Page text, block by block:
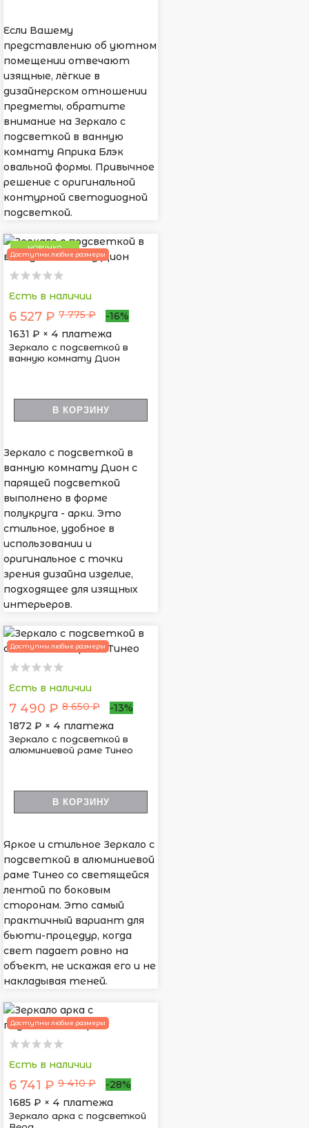
Если Вашему
представлению об уютном
помещении отвечают
изящные, лёгкие в
дизайнерском отношении
предметы, обратите
внимание на Зеркало с
подсветкой в ванную
комнату Априка Блэк
овальной формы. Привычное
решение с оригинальной
контурной светодиодной
подсветкой.
НОВИНКА
Доступны любые размеры
Есть в наличии
6 527 ₽ 7 775 ₽
-16%
1631 ₽ × 4 платежа
Зеркало с подсветкой в
ванную комнату Дион
В КОРЗИНУ
Зеркало с подсветкой в
ванную комнату Дион с
парящей подсветкой
выполнено в форме
полукруга - арки. Это
стильное, удобное в
использовании и
оригинальное с точки
зрения дизайна изделие,
подходящее для изящных
интерьеров.
Доступны любые размеры
Есть в наличии
7 490 ₽ 8 650 ₽
-13%
1872 ₽ × 4 платежа
Зеркало с подсветкой в
алюминиевой раме Тинео
В КОРЗИНУ
Яркое и стильное Зеркало с
подсветкой в алюминиевой
раме Тинео со светящейся
лентой по боковым
сторонам. Это самый
практичный вариант для
бьюти-процедур, когда
свет падает ровно на
объект, не искажая его и не
накладывая теней.
Доступны любые размеры
Есть в наличии
6 741 ₽ 9 410 ₽
-28%
1685 ₽ × 4 платежа
Зеркало арка с подсветкой